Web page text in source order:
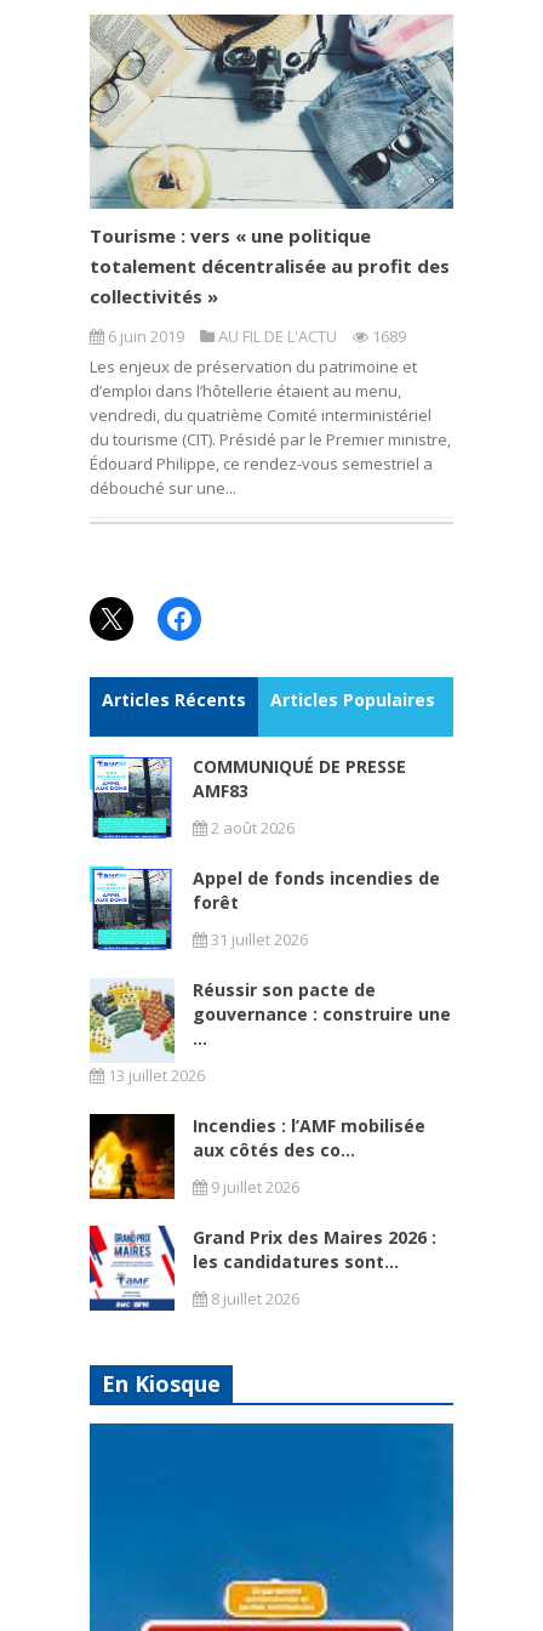
Tourisme : vers « une politique
totalement décentralisée au profit des
collectivités »
6 juin 2019 AU FIL DE L'ACTU
1689
Les enjeux de préservation du patrimoine et
d’emploi dans l’hôtellerie étaient au menu,
vendredi, du quatrième Comité interministériel
du tourisme (CIT). Présidé par le Premier ministre,
Édouard Philippe, ce rendez-vous semestriel a
débouché sur une...
X Facebook
Articles Récents Articles Populaires
COMMUNIQUÉ DE PRESSE
AMF83
2 août 2026
Appel de fonds incendies de
forêt
31 juillet 2026
Réussir son pacte de
gouvernance : construire une
...
13 juillet 2026
Incendies : l’AMF mobilisée
aux côtés des co...
9 juillet 2026
Grand Prix des Maires 2026 :
les candidatures sont...
8 juillet 2026
En Kiosque